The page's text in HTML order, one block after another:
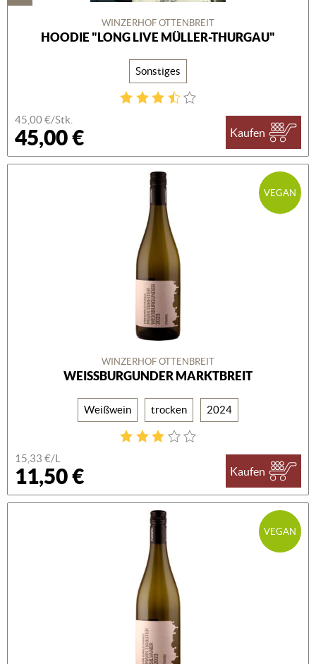
WINZERHOF OTTENBREIT
HOODIE "LONG LIVE MÜLLER-THURGAU"
Sonstiges
45,00 €/Stk.
45,00 € Kaufen
VEGAN
WINZERHOF OTTENBREIT
WEISSBURGUNDER MARKTBREIT
Weißwein trocken 2024
15,33 €/L
11,50 € Kaufen
VEGAN